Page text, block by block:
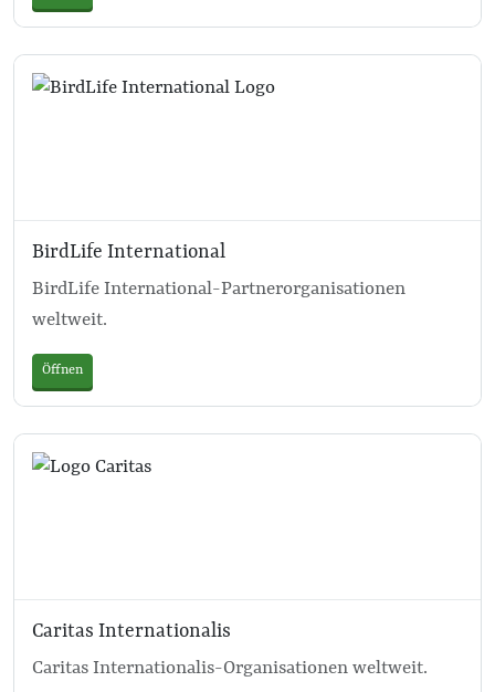
BirdLife International
BirdLife International-Partnerorganisationen
weltweit.
Öffnen
Caritas Internationalis
Caritas Internationalis-Organisationen weltweit.